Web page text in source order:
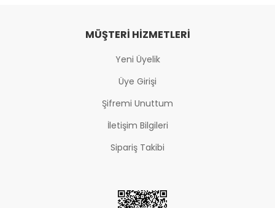
MÜŞTERI HIZMETLERI
Yeni Üyelik
Üye Girişi
Şifremi Unuttum
İletişim Bilgileri
Sipariş Takibi